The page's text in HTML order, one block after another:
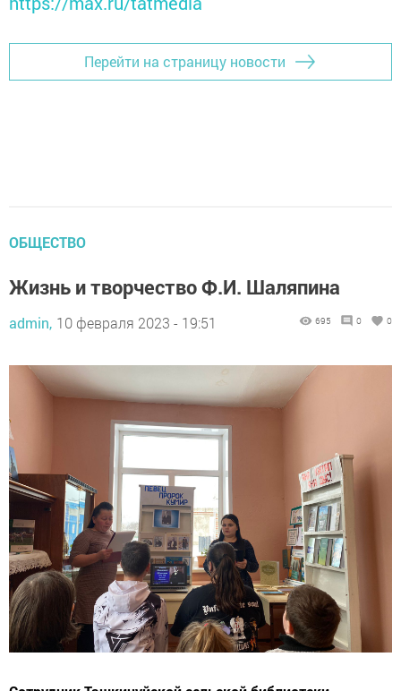
Перейти на страницу новости
ОБЩЕСТВО
Жизнь и творчество Ф.И. Шаляпина
admin, 10 февраля 2023 - 19:51 695 0 0